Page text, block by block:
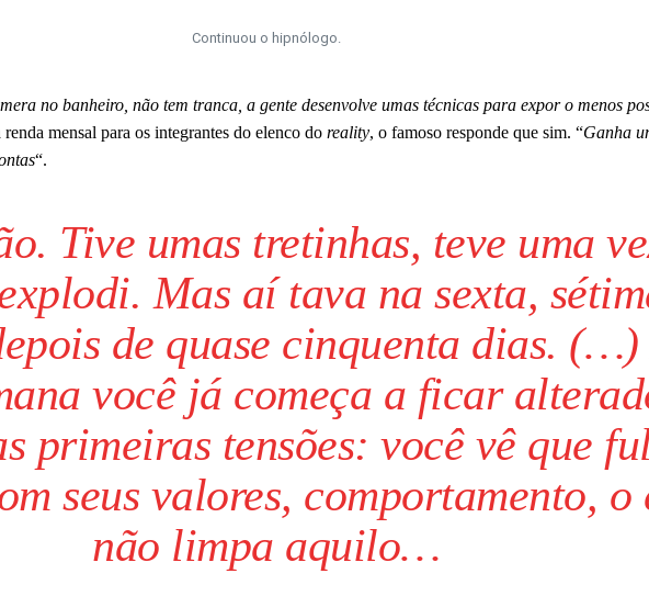
Continuou o hipnólogo.
no banheiro, não tem tranca, a gente desenvolve umas técnicas para expor o menos
mensal para os integrantes do elenco do reality, o famoso responde que sim. “Ganha
“.
Tive umas tretinhas, teve uma
Mas aí tava na sexta,
de quase cinquenta dias. (…)
você já começa a ficar
primeiras tensões: você vê que
seus valores, comportamento, o
não limpa aquilo…